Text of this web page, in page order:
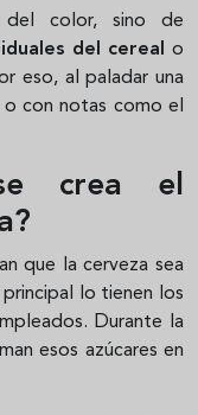
del color, sino de
del cerealo
eso, al paladar una
o con notas como el
crea el
que la cerveza sea
lo tienen los
Durante la
esos azúcares en